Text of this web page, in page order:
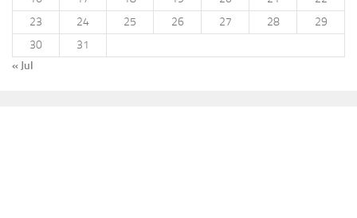
23
24 25 26 27 28
29
30
31
« Jul